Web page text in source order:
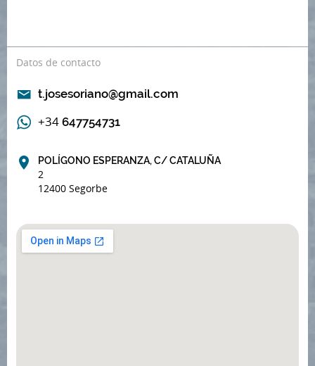
Datos de contacto
t.josesoriano@gmail.com
+34 647754731
POLÍGONO ESPERANZA, C/ CATALUÑA
2
12400 Segorbe